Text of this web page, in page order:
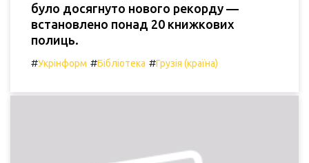
було досягнуто нового рекорду —
встановлено понад 20 книжкових
полиць.
#Укрінформ #Бібліотека #Грузія (країна)